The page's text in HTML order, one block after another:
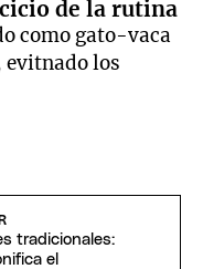
de la rutina
como gato-vaca
evitnado los
tradicionales:
el